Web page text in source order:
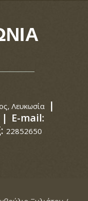
Λευκωσία
|
| E-mail:
22852650